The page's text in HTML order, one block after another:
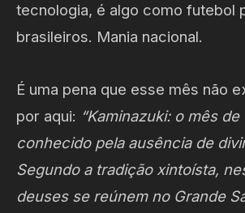
tecnologia, é algo como futebol
brasileiros. Mania nacional.
É uma pena que esse mês não
por aqui: “Kaminazuki: o mês
conhecido pela ausência de
Segundo a tradição xintoísta,
deuses se reúnem no Grande